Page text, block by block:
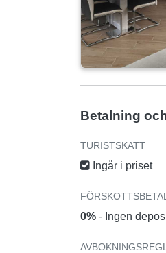
Betalning
TURISTSKATT
Ingår i priset
0% - Ingen